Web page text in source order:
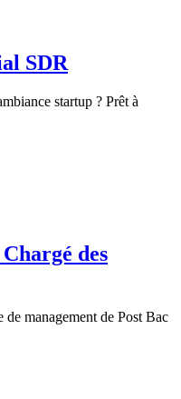
SDR
startup ? Prêt à
des
management de Post Bac